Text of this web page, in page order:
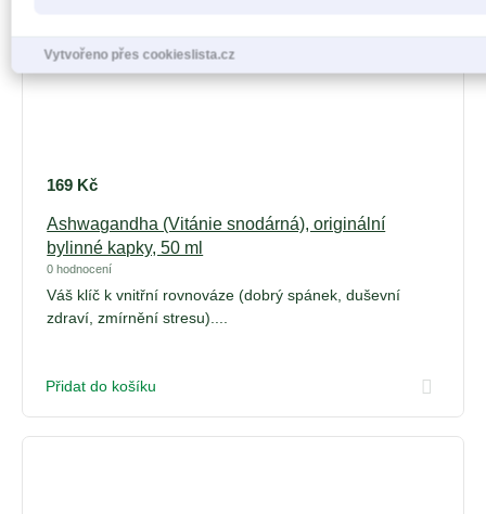
169 Kč
Ashwagandha (Vitánie snodárná), originální
bylinné kapky, 50 ml
0 hodnocení
Váš klíč k vnitřní rovnováze (dobrý spánek, duševní
zdraví, zmírnění stresu)....
Přidat do košíku
Vytvořeno přes cookieslista.cz